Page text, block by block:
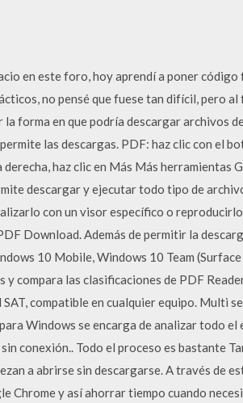
en este foro, hoy aprendí a poner código
no pensé que fuese tan difícil, pero
forma en que podría descargar archivos
las descargas. PDF: haz clic con el
haz clic en Más Más herramientas
descargar y ejecutar todo tipo de
con un visor específico o
Download. Además de permitir la
10 Mobile, Windows 10 Team
compara las clasificaciones de PDF
compatible en cualquier equipo. Multi
Windows se encarga de analizar todo el
conexión.. Todo el proceso es bastante
a abrirse sin descargarse. A través de
Chrome y así ahorrar tiempo cuando